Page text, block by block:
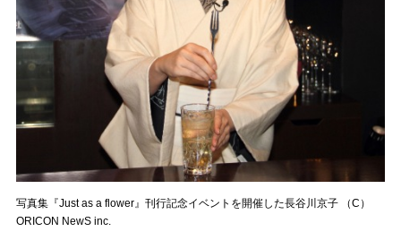
写真集『Just as a flower』刊行記念イベントを開催した長谷川京子 （C）
ORICON NewS inc.